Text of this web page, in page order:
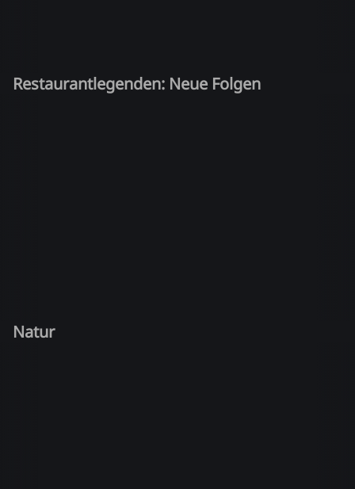
Restaurantlegenden: Neue Folgen
Natur